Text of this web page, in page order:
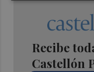
Recibe
Castellón